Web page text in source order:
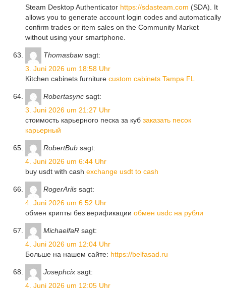
Steam Desktop Authenticator https://sdasteam.com (SDA). It
allows you to generate account login codes and automatically
confirm trades or item sales on the Community Market
without using your smartphone.
Thomasbaw sagt:
3. Juni 2026 um 18:58 Uhr
Kitchen cabinets furniture custom cabinets Tampa FL
Robertasync sagt:
3. Juni 2026 um 21:27 Uhr
стоимость карьерного песка за куб заказать песок
карьерный
RobertBub sagt:
4. Juni 2026 um 6:44 Uhr
buy usdt with cash exchange usdt to cash
RogerArils sagt:
4. Juni 2026 um 6:52 Uhr
обмен крипты без верификации обмен usdc на рубли
MichaelfaR sagt:
4. Juni 2026 um 12:04 Uhr
Больше на нашем сайте: https://belfasad.ru
Josephcix sagt:
4. Juni 2026 um 12:05 Uhr